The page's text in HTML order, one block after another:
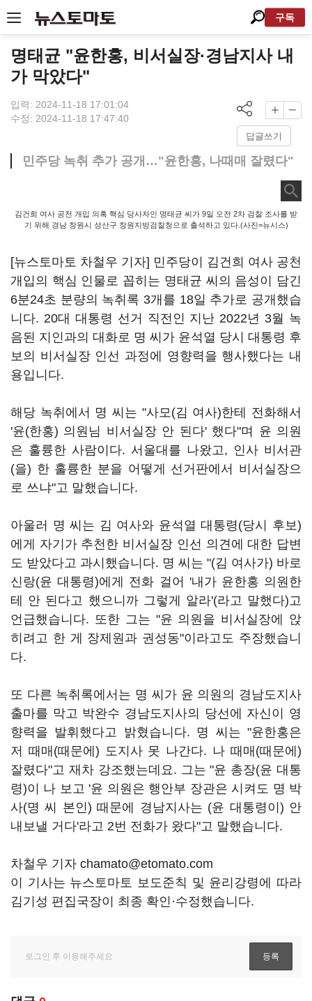
구독
명태균 "윤한홍, 비서실장·경남지사 내
가 막았다"
입력: 2024-11-18 17:01:04
수정: 2024-11-18 17:47:40
답글쓰기
민주당 녹취 추가 공개…"윤한홍, 나때매 잘렸다"
김건희 여사 공천 개입 의혹 핵심 당사자인 명태균 씨가 9일 오전 2차 검찰 조사를 받
기 위해 경남 창원시 성산구 창원지방검찰청으로 출석하고 있다.(사진=뉴시스)
[뉴스토마토 차철우 기자] 민주당이 김건희 여사 공천
개입의 핵심 인물로 꼽히는 명태균 씨의 음성이 담긴
6분24초 분량의 녹취록 3개를 18일 추가로 공개했습
니다. 20대 대통령 선거 직전인 지난 2022년 3월 녹
음된 지인과의 대화로 명 씨가 윤석열 당시 대통령 후
보의 비서실장 인선 과정에 영향력을 행사했다는 내
용입니다.
해당 녹취에서 명 씨는 "사모(김 여사)한테 전화해서
'윤(한홍) 의원님 비서실장 안 된다' 했다"며 윤 의원
은 훌륭한 사람이다. 서울대를 나왔고, 인사 비서관
(을) 한 훌륭한 분을 어떻게 선거판에서 비서실장으
로 쓰냐"고 말했습니다.
아울러 명 씨는 김 여사와 윤석열 대통령(당시 후보)
에게 자기가 추천한 비서실장 인선 의견에 대한 답변
도 받았다고 과시했습니다. 명 씨는 "(김 여사가) 바로
신랑(윤 대통령)에게 전화 걸어 '내가 윤한홍 의원한
테 안 된다고 했으니까 그렇게 알라'(라고 말했다)고
언급했습니다. 또한 그는 "윤 의원을 비서실장에 앉
히려고 한 게 장제원과 권성동"이라고도 주장했습니
다.
또 다른 녹취록에서는 명 씨가 윤 의원의 경남도지사
출마를 막고 박완수 경남도지사의 당선에 자신이 영
향력을 발휘했다고 밝혔습니다. 명 씨는 "윤한홍은
저 때매(때문에) 도지사 못 나간다. 나 때매(때문에)
잘렸다"고 재차 강조했는데요. 그는 "윤 총장(윤 대통
령)이 나 보고 '윤 의원은 행안부 장관은 시켜도 명 박
사(명 씨 본인) 때문에 경남지사는 (윤 대통령이) 안
내보낼 거다'라고 2번 전화가 왔다"고 말했습니다.
차철우 기자 chamato@etomato.com
이 기사는 뉴스토마토 보도준칙 및 윤리강령에 따라
김기성 편집국장이 최종 확인·수정했습니다.